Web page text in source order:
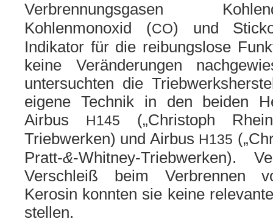
Verbrennungsgasen
Kohlenmonoxid (CO) und
Indikator für die rei­bungs­lo­se
kei­ne Veränderungen
unter­such­ten die
eige­ne Technik in den bei­den
Airbus
H145 („Christoph
Triebwerken) und Airbus H135
Pratt-&-Whitney-Triebwerken).
Verschleiß beim Verbrennen
Kerosin konn­ten sie kei­ne
stel­len.